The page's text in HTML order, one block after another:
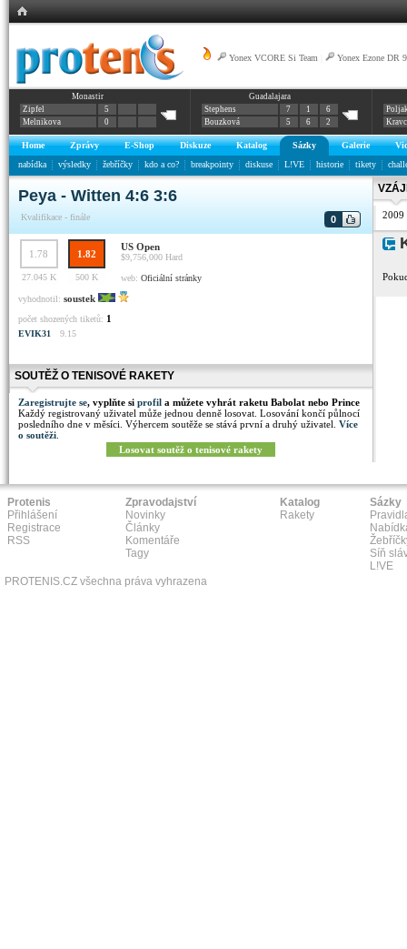
Yonex VCORE Si Team Yonex Ezone DR
Monastir
Zipfel
5
Melnikova
0
Guadalajara
Stephens
7 1
6
Bouzková
5 6 2
Home Zprávy E-Shop Diskuze Katalog Sázky Galerie
nabídka
výsledky žebříčky kdo a co? breakpointy diskuse L!VE historie tikety
Peya - Witten 4:6 3:6
Kvalifikace - finále 0
1.78 1.82
US Open
$9,756,000 Hard
27.045 K
500 K web: Oficiální stránky
vyhodnotil: soustek
počet shozených tiketů: 1
EVIK31 9.15
SOUTĚŽ O TENISOVÉ RAKETY
Zaregistrujte se, vyplňte si profil a můžete vyhrát raketu Babolat nebo Prince
Každý registrovaný uživatel může jednou denně losovat. Losování končí půlnocí
posledního dne v měsíci. Výhercem soutěže se stává první a druhý uživatel. Více
o soutěži
Losovat soutěž o tenisové rakety
2009
Protenis
Přihlášení
Registrace
RSS
Zpravodajství
Novinky
Články
Komentáře
Tagy
Katalog
Rakety
Sázky
Síň
L!VE
PROTENIS.CZ všechna práva vyhrazena